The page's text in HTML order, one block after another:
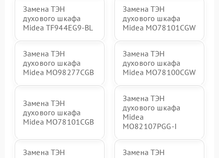
Замена ТЭН
духового шкафа
Midea TF944EG9-BL
Замена ТЭН
духового шкафа
Midea MO78101CGW
Замена ТЭН
духового шкафа
Midea MO98277CGB
Замена ТЭН
духового шкафа
Midea MO78100CGW
Замена ТЭН
духового шкафа
Midea MO78101CGB
Замена ТЭН
духового шкафа
Midea
MO82107PGG-I
Замена ТЭН
Замена ТЭН